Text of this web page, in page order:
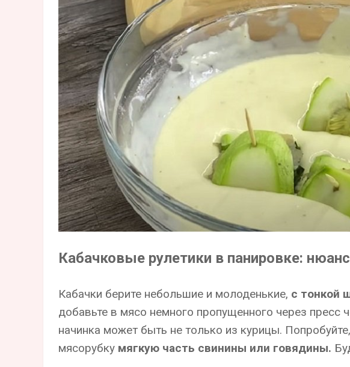
Кабачковые рулетики в панировке:
Кабачки берите небольшие и молоденькие, с тонкой
добавьте в мясо немного пропущенного через пресс
начинка может быть не только из курицы.
мясорубку мягкую часть свинины или говядины.